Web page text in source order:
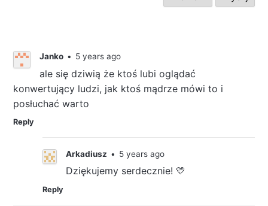
Janko • 5 years ago
ale się dziwią że ktoś lubi oglądać
konwertujący ludzi, jak ktoś mądrze mówi to i
posłuchać warto
Reply
Arkadiusz • 5 years ago
Dziękujemy serdecznie! 💛
Reply